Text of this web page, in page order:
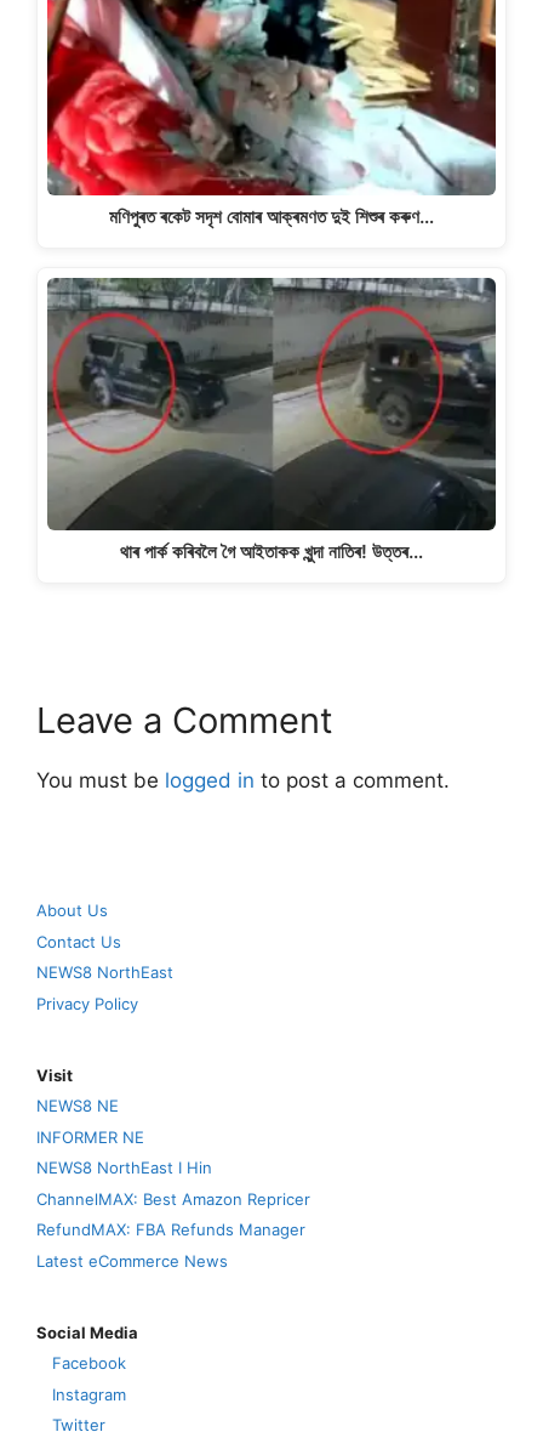
মণিপুৰত ৰকেট সদৃশ বোমাৰ আক্ৰমণত দুই শিশুৰ কৰুণ…
থাৰ পাৰ্ক কৰিবলৈ গৈ আইতাকক খুন্দা নাতিৰ! উত্তৰ…
Leave a Comment
You must be logged in to post a comment.
About Us
Contact Us
NEWS8 NorthEast
Privacy Policy
Visit
NEWS8 NE
INFORMER NE
NEWS8 NorthEast I Hin
ChannelMAX: Best Amazon Repricer
RefundMAX: FBA Refunds Manager
Latest eCommerce News
Social Media
Facebook
Instagram
Twitter